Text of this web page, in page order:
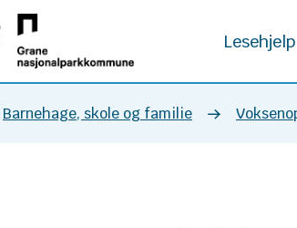
Grane
kommune
Lesehjelp
Barnehage, skole og familie